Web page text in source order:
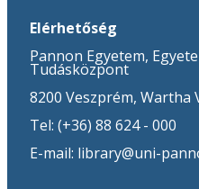
Elérhetőség
Pannon Egyetem,
Tudásközpont
8200 Veszprém, Wartha
Tel: (+36) 88 624 - 000
E-mail: library@uni-